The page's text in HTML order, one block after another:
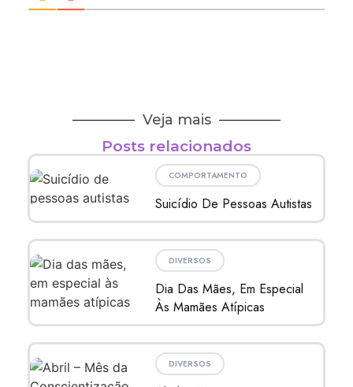
Veja mais
Posts relacionados
COMPORTAMENTO
Suicídio De Pessoas Autistas
DIVERSOS
Dia Das Mães, Em Especial
Às Mamães Atípicas
DIVERSOS